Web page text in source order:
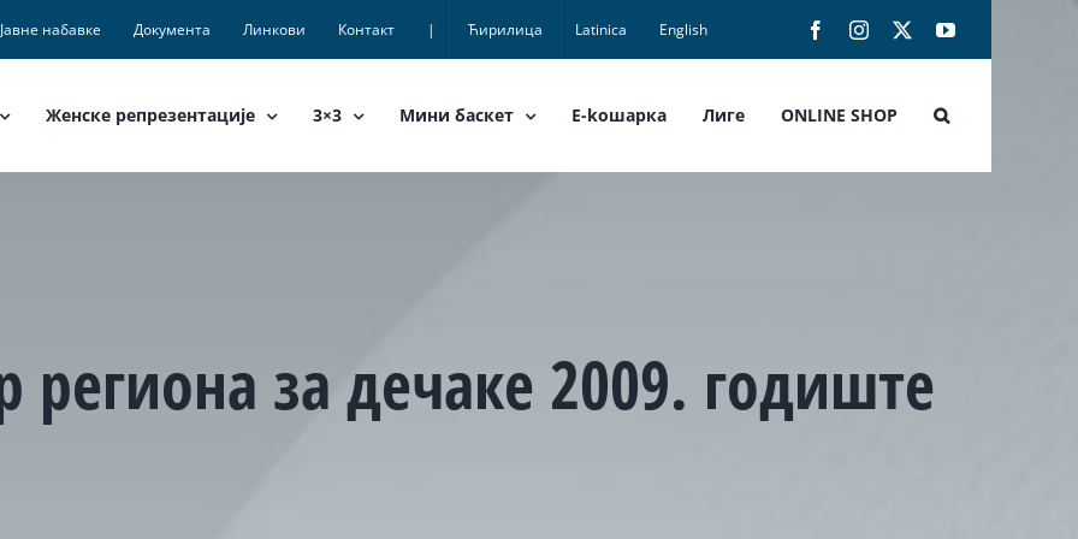
Јавне набавке Документа Линкови Контакт | Ћирилица Latinica English FacebookInstagram YouTube
Женске репрезентације 3×3 Мини баскет E-koшарка Лиге ONLINE SHOP
за дечаке 2009. годиште